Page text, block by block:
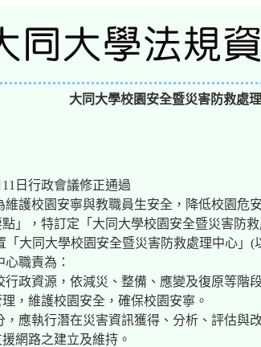
大同大學校園安全暨災害防救處
11日行政會議修正通過
維護校園安寧與教職員生安全，降低校園危
」，特訂定「大同大學校園安全暨災害防
「大同大學校園安全暨災害防救處理中心」(
職責為：
行政資源，依減災、整備、應變及復原等階
，維護校園安全，確保校園安寧。
，應執行潛在災害資訊獲得、分析、評估與
網路之建立及維持。